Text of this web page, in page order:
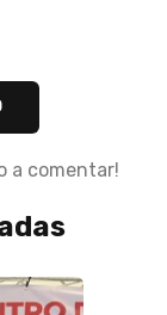
a comentar!